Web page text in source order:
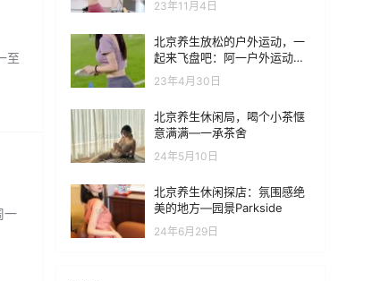
至
一
23年11月4日
北京养生放松的户外运动，一
起来飞盘吧：阿一户外运动俱
乐部
23年4月30日
北京养生休闲局，喝个小茶惬
意满满—一承茶舍
24年5月10日
北京养生休闲探店：氛围感绝
美的地方—园景Parkside
24年6月29日